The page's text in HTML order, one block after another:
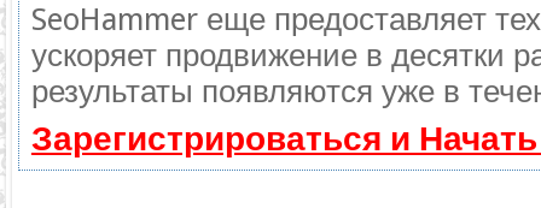
SeoHammer еще предоставляет
ускоряет продвижение в десятки
результаты появляются уже в
Зарегистрироваться и